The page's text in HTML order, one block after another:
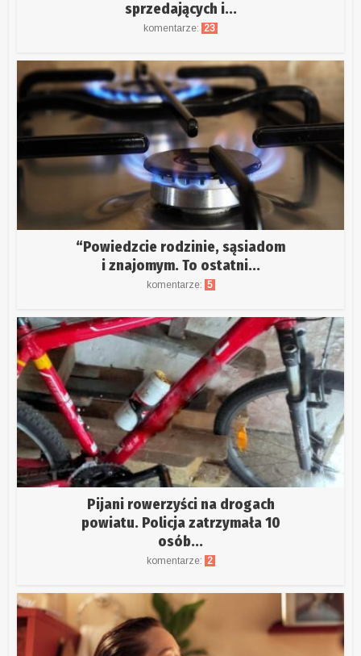
sprzedających i...
komentarze: 23
“Powiedzcie rodzinie, sąsiadom
i znajomym. To ostatni...
komentarze: 5
Pijani rowerzyści na drogach
powiatu. Policja zatrzymała 10
osób...
komentarze: 2